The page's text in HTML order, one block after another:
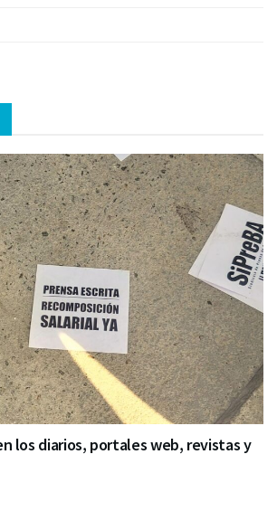
los diarios, portales web, revistas y